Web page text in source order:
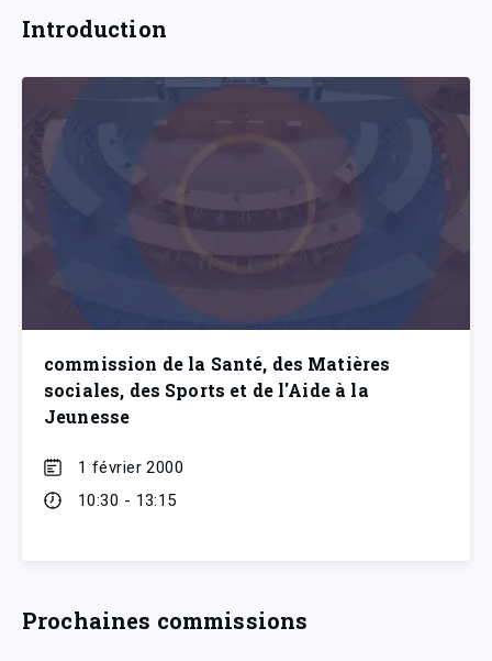
Introduction
commission de la Santé, des Matières
sociales, des Sports et de l'Aide à la
Jeunesse
1 février 2000
10:30 - 13:15
Prochaines commissions